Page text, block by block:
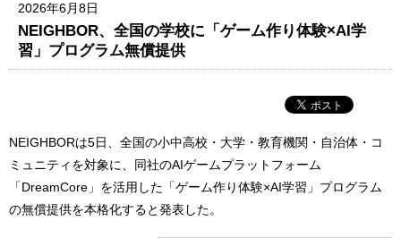
2026年6月8日
NEIGHBOR、全国の学校に「ゲーム作り体験×AI学
習」プログラム無償提供
NEIGHBORは5日、全国の小中高校・大学・教育機関・自治体・コ
ミュニティを対象に、同社のAIゲームプラットフォーム
「DreamCore」を活用した「ゲーム作り体験×AI学習」プログラム
の無償提供を本格化すると発表した。